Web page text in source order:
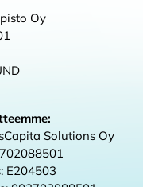
Oy
Solutions Oy
E204503